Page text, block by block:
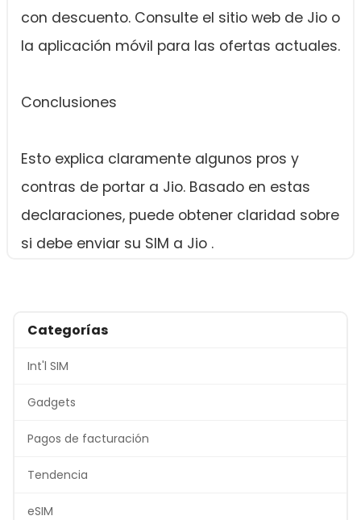
con descuento. Consulte el sitio web de Jio o
la aplicación móvil para las ofertas actuales.
Conclusiones
Esto explica claramente algunos pros y
contras de portar a Jio. Basado en estas
declaraciones, puede obtener claridad sobre
si debe enviar su SIM a Jio .
Categorías
Int'l SIM
Gadgets
Pagos de facturación
Tendencia
eSIM